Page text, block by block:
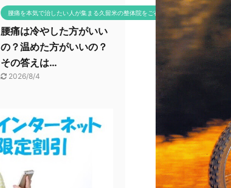
腰痛を本気で治したい人が集まる久留米の整体院をご存知ですか？
腰痛は冷やした方がいい
の？温めた方がいいの？
その答えは…
2026/8/4